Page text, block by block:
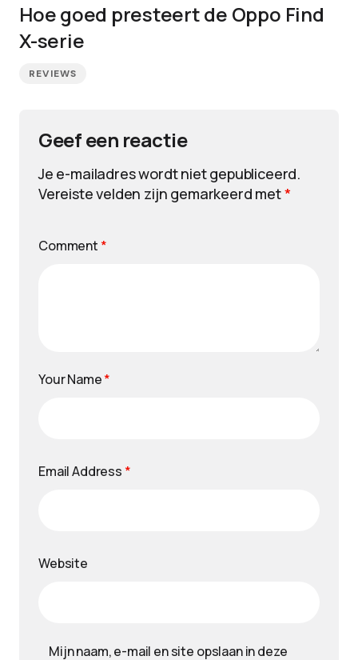
Hoe goed presteert de Oppo Find
X-serie
REVIEWS
Geef een reactie
Je e-mailadres wordt niet gepubliceerd.
Vereiste velden zijn gemarkeerd met*
Comment *
Your Name*
Email Address *
Website
Mijn naam, e-mail en site opslaan in deze